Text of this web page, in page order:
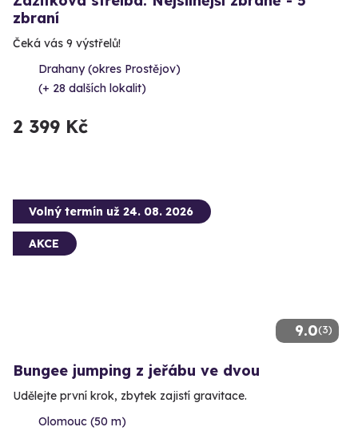
zbraní
Čeká vás 9 výstřelů!
Drahany (okres Prostějov)
(+ 28 dalších lokalit)
2 399 Kč
9.0(3)
Volný termín už 24. 08. 2026
AKCE
Bungee jumping z jeřábu ve dvou
Udělejte první krok, zbytek zajistí gravitace.
Olomouc (50 m)